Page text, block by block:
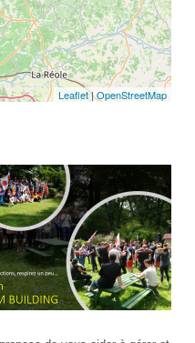
Leaflet|OpenStreetMap